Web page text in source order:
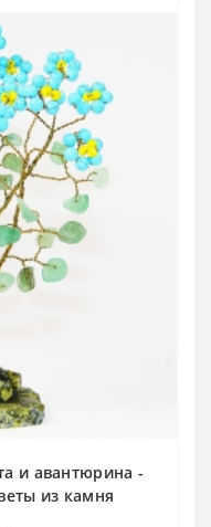
и авантюрина -
из камня